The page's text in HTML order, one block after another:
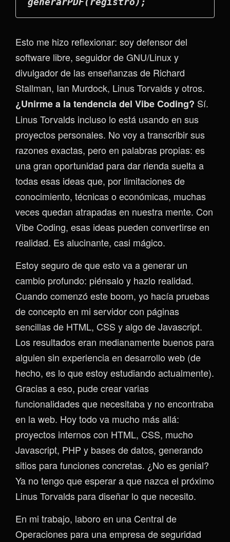
Esto me hizo reflexionar: soy defensor del
software libre, seguidor de GNU/Linux y
divulgador de las enseñanzas de Richard
Stallman, Ian Murdock, Linus Torvalds y otros.
¿Unirme a la tendencia del Vibe Coding? Sí.
Linus Torvalds incluso lo está usando en sus
proyectos personales. No voy a transcribir sus
razones exactas, pero en palabras propias: es
una gran oportunidad para dar rienda suelta a
todas esas ideas que, por limitaciones de
conocimiento, técnicas o económicas, muchas
veces quedan atrapadas en nuestra mente. Con
Vibe Coding, esas ideas pueden convertirse en
realidad. Es alucinante, casi mágico.
Estoy seguro de que esto va a generar un
cambio profundo: piénsalo y hazlo realidad.
Cuando comenzó este boom, yo hacía pruebas
de concepto en mi servidor con páginas
sencillas de HTML, CSS y algo de Javascript.
Los resultados eran medianamente buenos para
alguien sin experiencia en desarrollo web (de
hecho, es lo que estoy estudiando actualmente).
Gracias a eso, pude crear varias
funcionalidades que necesitaba y no encontraba
en la web. Hoy todo va mucho más allá:
proyectos internos con HTML, CSS, mucho
Javascript, PHP y bases de datos, generando
sitios para funciones concretas. ¿No es genial?
Ya no tengo que esperar a que nazca el próximo
Linus Torvalds para diseñar lo que necesito.
En mi trabajo, laboro en una Central de
Operaciones para una empresa de seguridad